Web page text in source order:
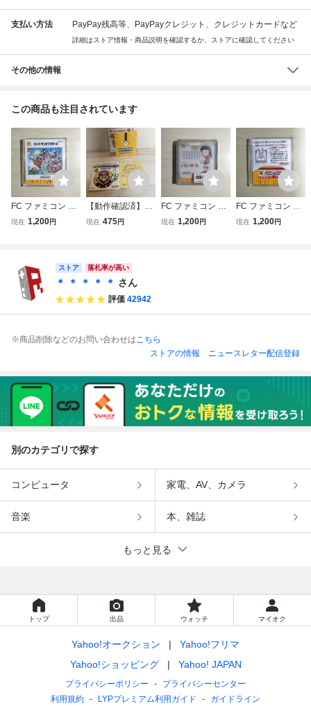
支払い方法 PayPay残高等、PayPayクレジット、クレジットカードなど
詳細はストア情報・商品説明を確認するか、ストアに確認してください
その他の情報
この商品も注目されています
FC ファミコン デ
ィスクシステム デ
ール
現在 1,200円
【動作確認済】
ディスクシステ
現在 475円
FC ファミコン デ
ィスクシステム デ
現在 1,200円
FC ファミコン デ
ィスクシステム デ
現在 1,200円
ストア 落札率が高い
＊ ＊ ＊ ＊ ＊ さん
評価 42942
※商品削除などのお問い合わせはこちら
ストアの情報
ニュースレター配信登録
別のカテゴリで探す
コンピュータ 家電、AV、カメラ
音楽 本、雑誌
もっと見る
トップ 出品 ウォッチ マイオク
Yahoo!オークション
Yahoo!フリマ
Yahoo!ショッピング
Yahoo! JAPAN
プライバシーポリシー
プライバシーセンター
利用規約
LYPプレミアム利用ガイド ガイドライン